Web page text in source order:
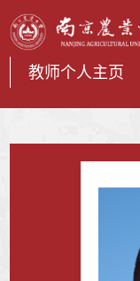
教师个人主页